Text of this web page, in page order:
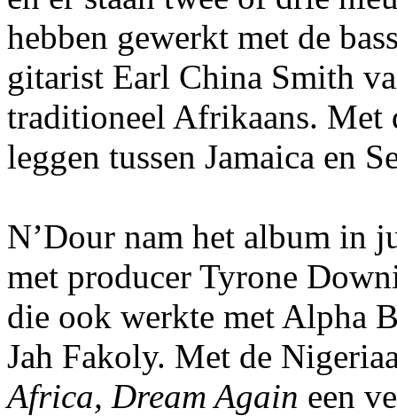
hebben gewerkt met de
gitarist Earl China Smith
traditioneel Afrikaans.
leggen tussen Jamaica en
N’Dour nam het album in
met producer Tyrone
die ook werkte met Alpha
Jah Fakoly. Met de
Africa, Dream Again een